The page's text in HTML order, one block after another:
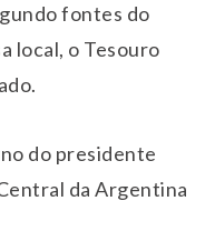
fontes do
local, o Tesouro
do presidente
da Argentina